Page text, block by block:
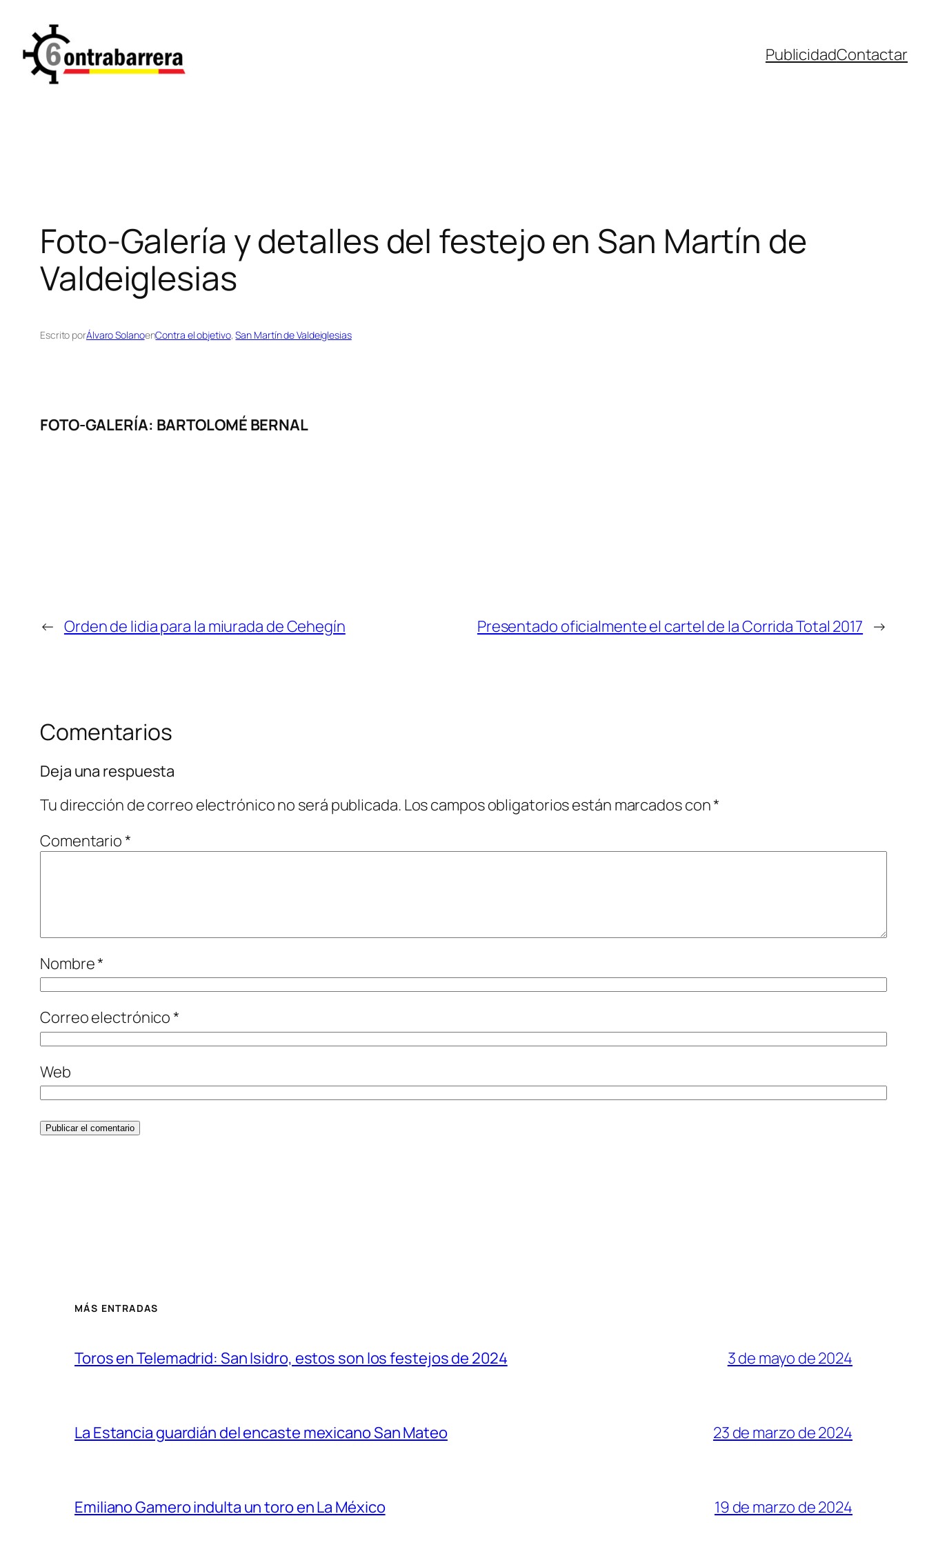
contenido
PublicidadContactar
Foto-Galería y detalles del festejo en San Martín de
Valdeiglesias
Escrito porÁlvaro SolanoenContra el objetivo, San Martín de Valdeiglesias
FOTO-GALERÍA: BARTOLOMÉ BERNAL
← Orden de lidia para la miurada de Cehegín Presentado oficialmente el cartel de la Corrida Total 2017 →
Comentarios
Deja una respuesta
Tu dirección de correo electrónico no será publicada. Los campos obligatorios están marcados con*
Comentario*
Nombre*
Correo electrónico*
Web
MÁS ENTRADAS
Toros en Telemadrid: San Isidro, estos son los festejos de 2024 3 de mayo de 2024
La Estancia guardián del encaste mexicano San Mateo 23 de marzo de 2024
Emiliano Gamero indulta un toro en La México 19 de marzo de 2024